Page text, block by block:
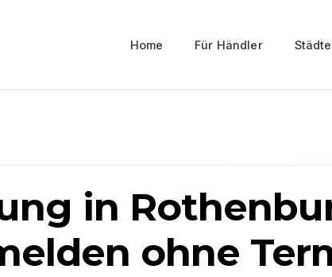
Home Für Händler Städte
in
ohne